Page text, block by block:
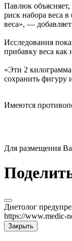
Павлюк
риск набора веса
веса», —
Исследования
прибавку веса как
«Эти 2
сохранить фигуру
Имеются
Для размещения
Диетолог
https://www.medic-
Закрыть